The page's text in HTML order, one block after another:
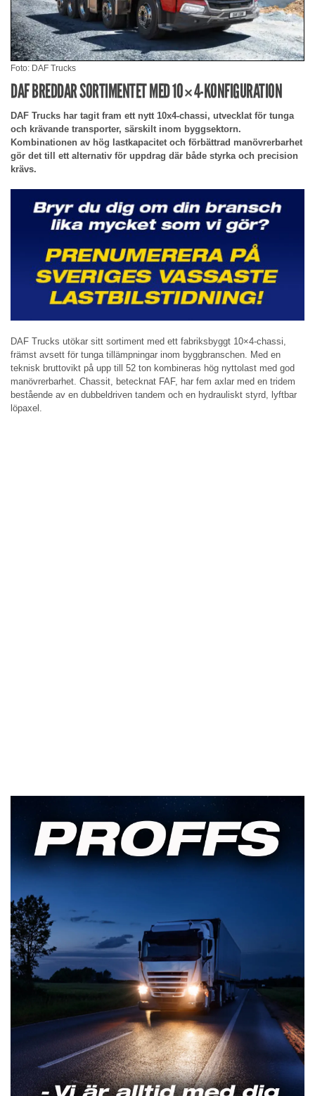
Foto: DAF Trucks
DAF BREDDAR SORTIMENTET MED 10×4-KONFIGURATION
DAF Trucks har tagit fram ett nytt 10x4-chassi, utvecklat för tunga
och krävande transporter, särskilt inom byggsektorn.
Kombinationen av hög lastkapacitet och förbättrad manövrerbarhet
gör det till ett alternativ för uppdrag där både styrka och precision
krävs.
DAF Trucks utökar sitt sortiment med ett fabriksbyggt 10×4-chassi,
främst avsett för tunga tillämpningar inom byggbranschen. Med en
teknisk bruttovikt på upp till 52 ton kombineras hög nyttolast med god
manövrerbarhet. Chassit, betecknat FAF, har fem axlar med en tridem
bestående av en dubbeldriven tandem och en hydrauliskt styrd, lyftbar
löpaxel.